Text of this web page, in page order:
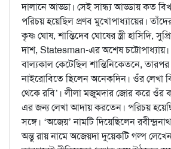
দালানে আড্ডা। সেই সান্ধ্য আড্ডায় কত
পরিচয় হয়েছিল প্রণব মুখোপাধ্যায়ের।
কৃষ্ণ ঘোষ, শান্তিদেব ঘোষের স্ত্রী হাসিদি,
দাশ, Statesman-এর অশেষ
বাল্যকাল কেটেছিল শান্তিনিকেতনে,
নাইরোবিতে ছিলেন অনেকদিন। ওঁর লেখা
থেকে রবি’। লীলা মজুমদার জোর করে ওঁর
এর জন্য লেখা আদায় করতেন। পরিচয়
সঙ্গে। ‘অজেয়’ নামটি দিয়েছিলেন
অন্তু রায় নামে অজেয়দা দুয়েকটি গল্প লেখেন